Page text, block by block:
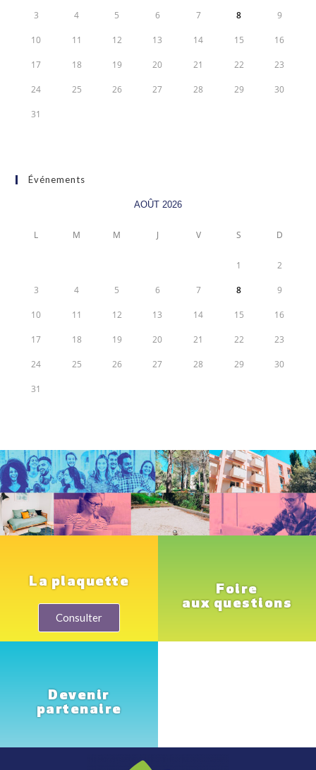
3 4 5 6 7 8 9
10 11 12 13 14 15 16
17 18 19 20 21 22 23
24 25 26 27 28 29 30
31
Événements
AOÛT 2026
L M M J V S D
1 2
3 4 5 6 7 8 9
10 11 12 13 14 15 16
17 18 19 20 21 22 23
24 25 26 27 28 29 30
31
La plaquette
Consulter
Foire
aux questions
Devenir
partenaire